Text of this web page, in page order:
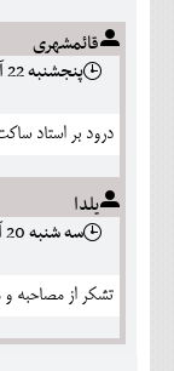
قائمشهری
پنجشنبه 22 آذر 1397-8:15
درود بر استاد
یلدا
سه شنبه 20 آذر 1397-13:19
تشکر از مصاحبه و